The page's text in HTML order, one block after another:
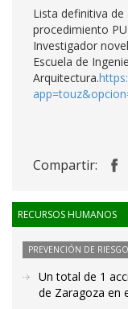
Lista definitiva
procedimiento
Investigador
Escuela de
Arquitectura.
Compartir:
RECURSOS HUMANOS
PREVENCIÓN DE
Un total de 1
de Zaragoza en